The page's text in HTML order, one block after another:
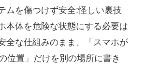
ムを傷つけず安全:怪しい裏技
本体を危険な状態にする必要は
全な仕組みのまま、「スマホが
位置」だけを別の場所に書き